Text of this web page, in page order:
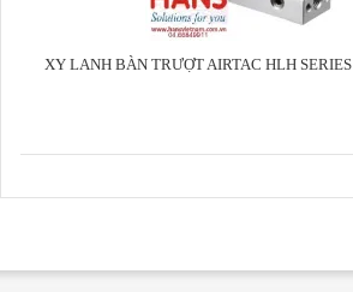
XY LANH BÀN TRƯỢT AIRTAC HLH SERIES